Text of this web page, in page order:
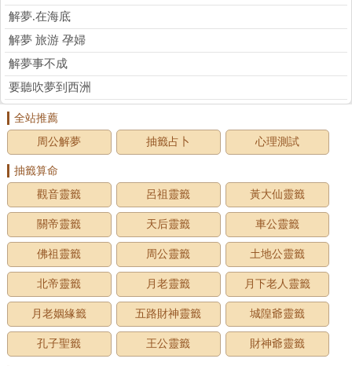
解夢.在海底
解夢 旅游 孕婦
解夢事不成
要聽吹夢到西洲
全站推薦
周公解夢
抽籤占卜 心理測試
抽籤算命
觀音靈籤
呂祖靈籤 黃大仙靈籤
關帝靈籤 天后靈籤 車公靈籤
佛祖靈籤 周公靈籤 土地公靈籤
北帝靈籤 月老靈籤 月下老人靈籤
月老姻緣籤 五路財神靈籤 城隍爺靈籤
孔子聖籤 王公靈籤 財神爺靈籤